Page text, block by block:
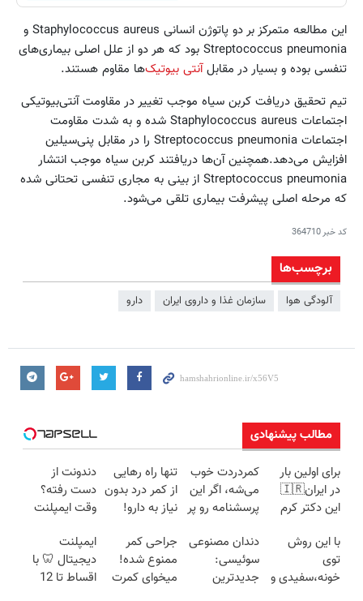
این مطالعه متمرکز بر دو پاتوژن انسانی Staphylococcus aureus و
Streptococcus pneumonia بود که هر دو از علل اصلی بیماری‌های
تنفسی بوده و بسیار در مقابلآنتی بیوتیک‌ها مقاوم هستند.
تیم تحقیق دریافت کربن سیاه موجب تغییر در مقاومت آنتی‌بیوتیکی
اجتماعات Staphylococcus aureus شده و به شدت مقاومت
اجتماعات Streptococcus pneumonia را در مقابل پنی‌سیلین
افزایش می‌دهد.همچنین آن‌ها دریافتند کربن سیاه موجب انتشار
Streptococcus pneumonia از بینی به مجاری تنفسی تحتانی شده
که مرحله اصلی پیشرفت بیماری تلقی می‌شود.
کد خبر364710
برچسب‌ها
آلودگی هوا سازمان غذا و داروی ایران دارو
مطالب پیشنهادی
برای اولین بار
در ایران🇮🇷
این دکتر کرم
روزه ساخت!
کمردردت خوب
می‌شه، اگر این
پرسشنامه رو پر
تنها راه رهایی
از کمر درد بدون
نیاز به دارو!
دندونت از
دست رفته؟
وقت ایمپلنت
با این روش
توی
خونه،سفیدی و
دندان مصنوعی
سوئیسی:
جدیدترین
جراحی کمر
ممنوع شده!
میخوای کمرت
ایمپلنت
دیجیتال 🦷 با
اقساط تا 12